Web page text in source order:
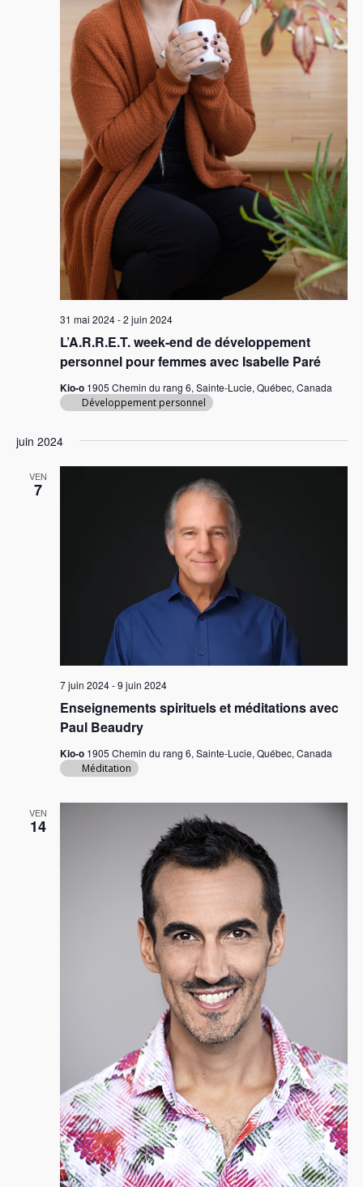
L’A.R.R.E.T. week-end de développement
personnel pour femmes avec Isabelle Paré
31 mai 2024-2 juin 2024
Kio-o 1905 Chemin du rang 6, Sainte-Lucie, Québec, Canada
Développement personnel
juin 2024
VEN
7
Enseignements spirituels et méditations avec
Paul Beaudry
7 juin 2024-9 juin 2024
Kio-o 1905 Chemin du rang 6, Sainte-Lucie, Québec, Canada
Méditation
VEN
14